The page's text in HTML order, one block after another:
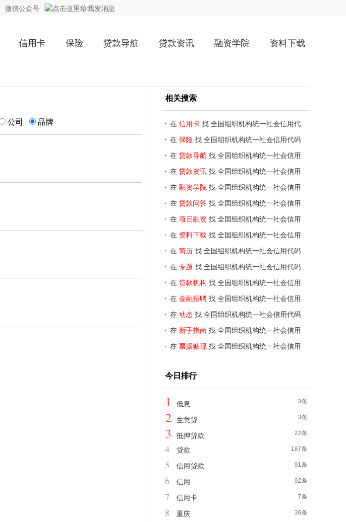
微信公众号
信用卡 保险 贷款导航 贷款资讯 融资学院 资料下载
公司 品牌
相关搜索
在 信用卡 找 全国组织机构统一社会信用代
码数据服务中心
在 保险 找 全国组织机构统一社会信用代码
数据服务中心
在 贷款导航 找 全国组织机构统一社会信用
代码数据服务中心
在 贷款资讯 找 全国组织机构统一社会信用
代码数据服务中心
在 融资学院 找 全国组织机构统一社会信用
代码数据服务中心
在 贷款问答 找 全国组织机构统一社会信用
代码数据服务中心
在 项目融资 找 全国组织机构统一社会信用
代码数据服务中心
在 资料下载 找 全国组织机构统一社会信用
代码数据服务中心
在 简历 找 全国组织机构统一社会信用代码
数据服务中心
在 专题 找 全国组织机构统一社会信用代码
数据服务中心
在 贷款机构 找 全国组织机构统一社会信用
代码数据服务中心
在 金融招聘 找 全国组织机构统一社会信用
代码数据服务中心
在 动态 找 全国组织机构统一社会信用代码
数据服务中心
在 新手指南 找 全国组织机构统一社会信用
代码数据服务中心
在 票据贴现 找 全国组织机构统一社会信用
今日排行
3条
1 低息
3条
2 生意贷
22条
3 抵押贷款
187条
4 贷款
91条
5 信用贷款
92条
6 信用
7条
7 信用卡
36条
8 重庆